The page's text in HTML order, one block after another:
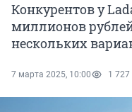
Конкурентов у
миллионов
нескольких
7 марта 2025, 10:00 1 727